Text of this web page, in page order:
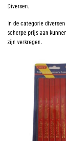
Diversen.
In de categorie
scherpe prijs aan
zijn verkregen.